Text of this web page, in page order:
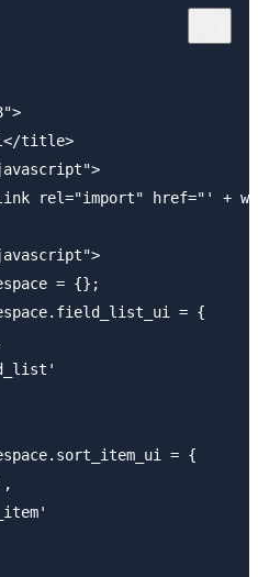
title>
rel="import" href="' +
= {};
= {
= {